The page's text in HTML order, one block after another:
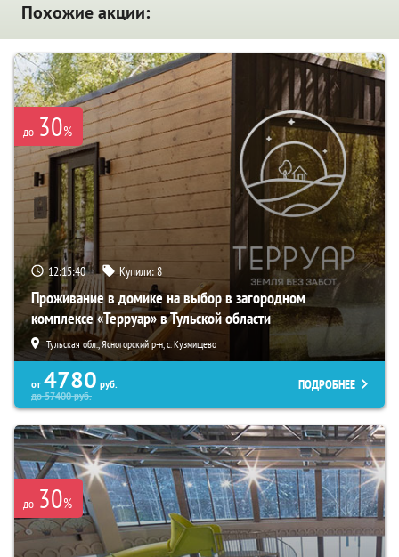
Похожие акции:
до 30%
12:15:38 Купили:8
Проживание в домике на выбор в загородном
комплексе «Терруар» в Тульской области
Тульская обл., Ясногорский р-н, с. Кузмищево
от 4780 руб.
до57400руб.
ПОДРОБНЕЕ
до 30%